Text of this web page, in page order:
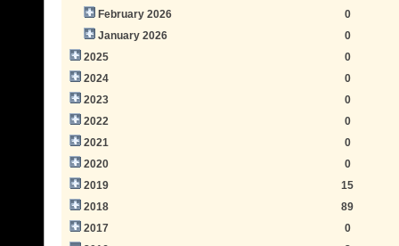
February 2026
0
January 2026
0
2025
0
2024
0
2023
0
2022
0
2021
0
2020
0
2019
15
2018
89
2017
0